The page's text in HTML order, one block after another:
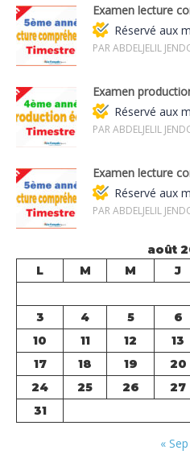
Examen lecture
Réservé aux
PAR ABDELJELIL
Examen
Réservé aux
PAR ABDELJELIL
Examen lecture
Réservé aux
PAR ABDELJELIL
août
L
M M J
3
4 5 6
10
11 12 13
17
18 19 20
24
25 26 27
31
« Sep